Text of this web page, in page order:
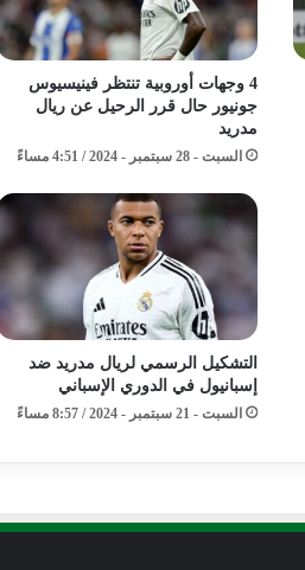
4 وجهات أوروبية تنتظر فينيسيوس
جونيور حال قرر الرحيل عن ريال
مدريد
السبت - 28 سبتمبر - 2024 / 4:51 مساءً
التشكيل الرسمي لريال مدريد ضد
إسبانيول في الدوري الإسباني
السبت - 21 سبتمبر - 2024 / 8:57 مساءً